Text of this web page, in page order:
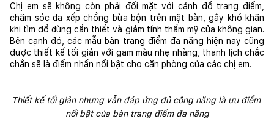
Chị em sẽ không còn phải đối mặt với cảnh đồ trang điểm,
chăm sóc da xếp chồng bừa bộn trên mặt bàn, gây khó khăn
khi tìm đồ dùng cần thiết và giảm tính thẩm mỹ của không gian.
Bên cạnh đó, các mẫu bàn trang điểm đa năng hiện nay cũng
được thiết kế tối giản với gam màu nhẹ nhàng, thanh lịch chắc
chắn sẽ là điểm nhấn nổi bật cho căn phòng của các chị em.
Thiết kế tối giản nhưng vẫn đáp ứng đủ công năng là ưu điểm
nổi bật của bàn trang điểm đa năng